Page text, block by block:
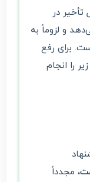
تأخیر در
و لزوماً به
برای رفع
را انجام
، مجدداً